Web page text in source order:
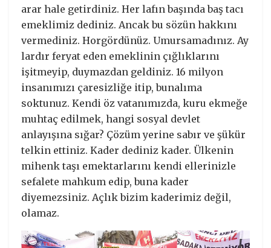
arar hale getirdiniz. Her lafın başında baş tacı
emeklimiz dediniz. Ancak bu sözün hakkını
vermediniz. Horgördünüz. Umursamadınız. Ay
lardır feryat eden emeklinin çığlıklarını
işitmeyip, duymazdan geldiniz. 16 milyon
insanımızı çaresizliğe itip, bunalıma
soktunuz. Kendi öz vatanımızda, kuru ekmeğe
muhtaç edilmek, hangi sosyal devlet
anlayışına sığar? Çözüm yerine sabır ve şükür
telkin ettiniz. Kader dediniz kader. Ülkenin
mihenk taşı emektarlarını kendi ellerinizle
sefalete mahkum edip, buna kader
diyemezsiniz. Açlık bizim kaderimiz değil,
olamaz.